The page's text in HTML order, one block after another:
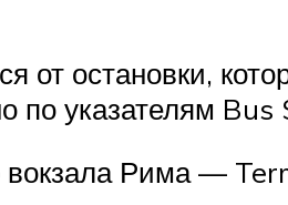
от остановки,
по указателям Bus
вокзала Рима —